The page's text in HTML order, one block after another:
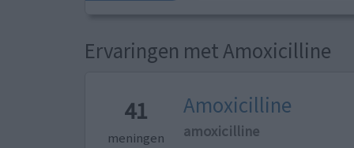
Ervaringen met Amoxicilline
41
meningen
Amoxicilline
amoxicilline